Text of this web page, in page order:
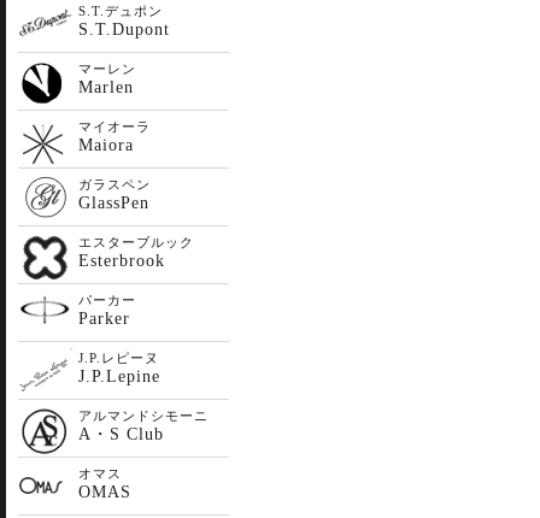
S.T.デュポン
S.T.Dupont
マーレン
Marlen
マイオーラ
Maiora
ガラスペン
GlassPen
エスターブルック
Esterbrook
パーカー
Parker
J.P.レピーヌ
J.P.Lepine
アルマンドシモーニ
A・S Club
オマス
OMAS